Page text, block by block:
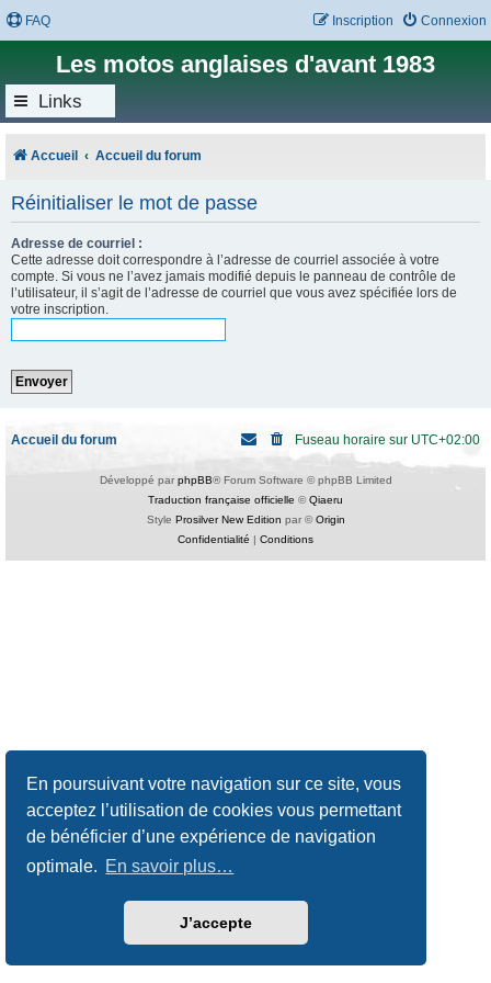
En poursuivant votre navigation sur ce site, vous
acceptez l’utilisation de cookies vous permettant
de bénéficier d’une expérience de navigation
optimale. En savoir plus…
J’accepte
FAQ Connexion
Inscription
Les motos anglaises d'avant 1983
Links
Accueil Accueil du forum
Réinitialiser le mot de passe
Adresse de courriel :
Cette adresse doit correspondre à l’adresse de courriel associée à votre
compte. Si vous ne l’avez jamais modifié depuis le panneau de contrôle de
l’utilisateur, il s’agit de l’adresse de courriel que vous avez spécifiée lors de
votre inscription.
Accueil du forum Fuseau horaire sur UTC+02:00
Développé par phpBB® Forum Software © phpBB Limited
Traduction française officielle ©Qiaeru
Style Prosilver New Edition par ©Origin
Confidentialité
Conditions